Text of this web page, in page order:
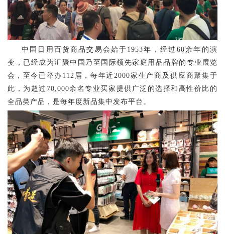
中国日用百货商品交易会 始于 1953年，经过60余年的演
变，已经成为汇聚中国乃至国际领先家庭用品品牌的专业展览
会 ，至今已举办 112届， 每年近 2000家生产商及供应商聚集于
此，为超过70,000余名专业买家提供广泛的选择和高性价比的
全品类产品，是每年 度新品集中发布平台。